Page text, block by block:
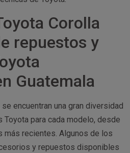
Corolla
repuestos y
Guatemala
encuentran una gran diversidad
para cada modelo, desde
más recientes. Algunos de los
y repuestos disponibles